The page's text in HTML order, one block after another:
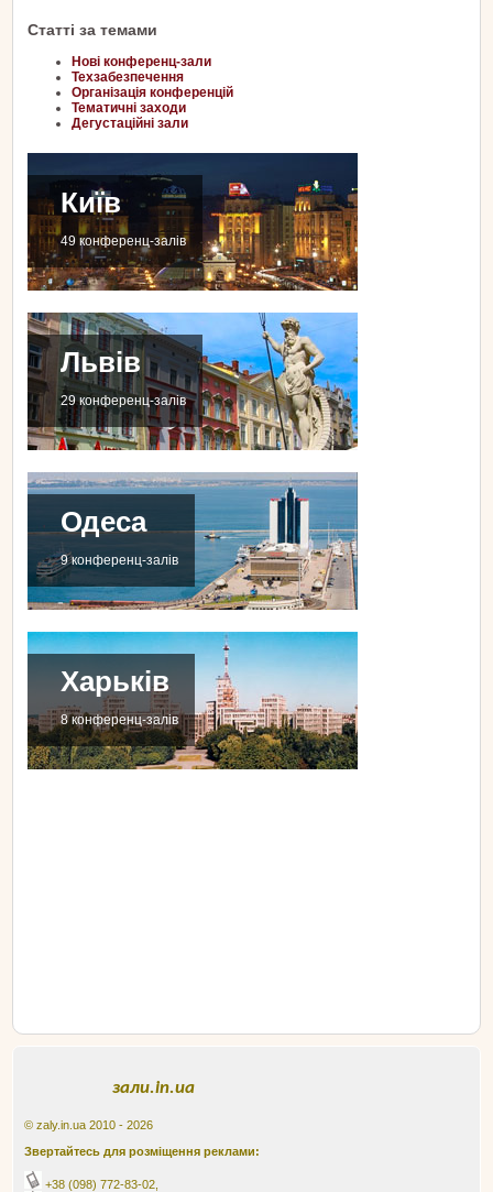
Статті за темами
Нові конференц-зали
Техзабезпечення
Організація конференцій
Тематичні заходи
Дегустаційні зали
Київ
49 конференц-залів
Львів
29 конференц-залів
Одеса
9 конференц-залів
Харьків
8 конференц-залів
зали.in.ua
© zaly.in.ua 2010 - 2026
Звертайтесь для розміщення реклами:
+38 (098) 772-83-02